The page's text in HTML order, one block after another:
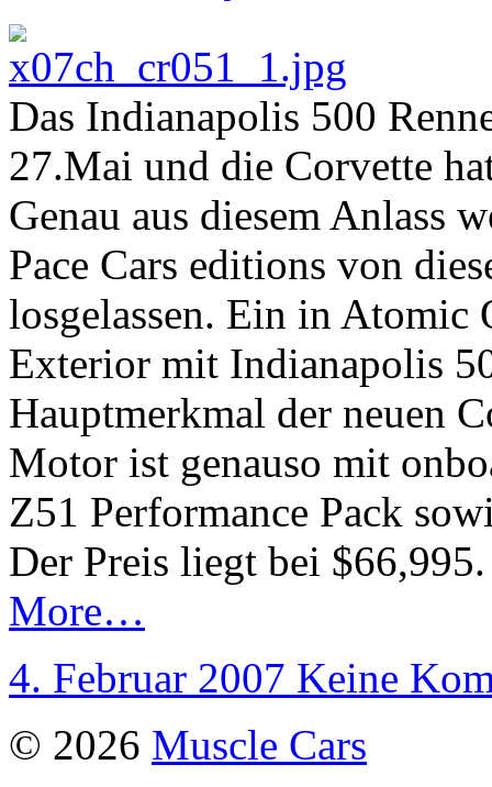
Das Indianapolis 500
27.Mai und die Corvette
Genau aus diesem Anlass
Pace Cars editions von
losgelassen. Ein in Atomic
Exterior mit Indianapolis
Hauptmerkmal der neuen
Motor ist genauso mit
Z51 Performance Pack
Der Preis liegt bei $66,995.
More…
4. Februar 2007 Keine
© 2026 Muscle Cars